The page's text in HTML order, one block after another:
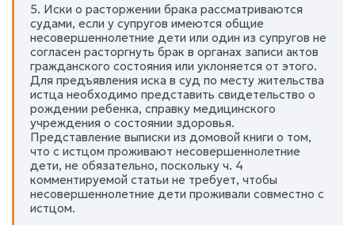
5. Иски о расторжении брака рассматриваются
судами, если у супругов имеются общие
несовершеннолетние дети или один из супругов не
согласен расторгнуть брак в органах записи актов
гражданского состояния или уклоняется от этого.
Для предъявления иска в суд по месту жительства
истца необходимо представить свидетельство о
рождении ребенка, справку медицинского
учреждения о состоянии здоровья.
Представление выписки из домовой книги о том,
что с истцом проживают несовершеннолетние
дети, не обязательно, поскольку ч. 4
комментируемой статьи не требует, чтобы
несовершеннолетние дети проживали совместно с
истцом.